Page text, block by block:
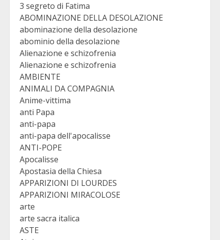
3 segreto di Fatima
ABOMINAZIONE DELLA DESOLAZIONE
abominazione della desolazione
abominio della desolazione
Alienazione e schizofrenia
Alienazione e schizofrenia
AMBIENTE
ANIMALI DA COMPAGNIA
Anime-vittima
anti Papa
anti-papa
anti-papa dell'apocalisse
ANTI-POPE
Apocalisse
Apostasia della Chiesa
APPARIZIONI DI LOURDES
APPARIZIONI MIRACOLOSE
arte
arte sacra italica
ASTE